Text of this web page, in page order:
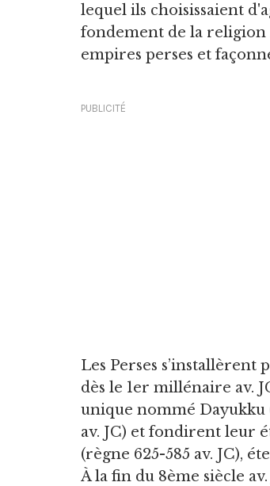
lequel ils choisissaient
fondement de la religion
empires perses et
PUBLICITÉ
Les Perses
dès le 1er millénaire av.
unique nommé Dayukku
av. JC) et fondirent leur
(règne 625-585 av. JC),
À la fin du 8ème siècle